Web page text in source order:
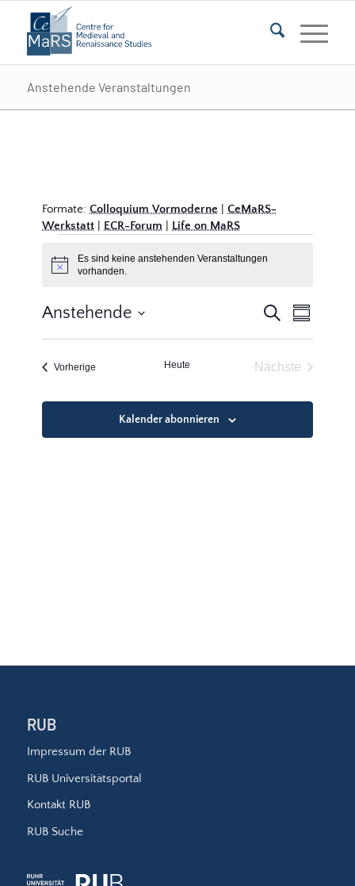
Anstehende Veranstaltungen
Formate:Colloquium Vormoderne |CeMaRS-
Werkstatt
ECR-Forum Life on MaRS
Veranstaltungen
Hinweis
Es sind keine anstehenden Veranstaltungen
vorhanden.
Suche
und
Suche
Anstehende
Vorherige VeranstaltungenHeute
Nächste
Kalender abonnieren
RUB
Impressum der RUB
RUB Universitätsportal
Kontakt RUB
RUB Suche